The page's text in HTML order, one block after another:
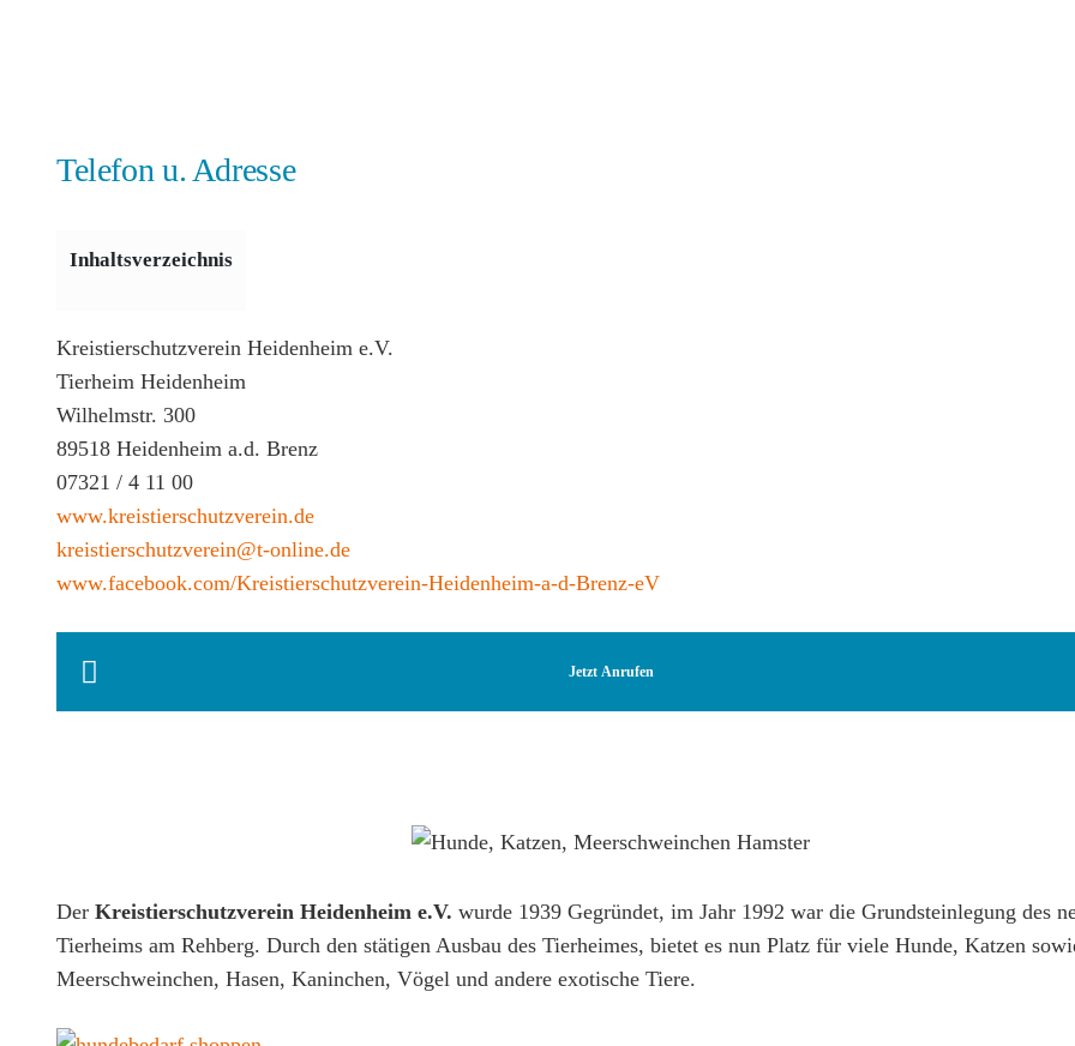
Telefon u. Adresse
Inhaltsverzeichnis
Kreistierschutzverein Heidenheim e.V.
Tierheim Heidenheim
Wilhelmstr. 300
89518 Heidenheim a.d. Brenz
07321 / 4 11 00
www.kreistierschutzverein.de
kreistierschutzverein@t-online.de
www.facebook.com/Kreistierschutzverein-Heidenheim-a-d-Brenz-eV
Jetzt Anrufen
Der Kreistierschutzverein Heidenheim e.V. wurde 1939 Gegründet, im Jahr 1992 war die Grundsteinlegung des
Tierheims am Rehberg. Durch den stätigen Ausbau des Tierheimes, bietet es nun Platz für viele Hunde, Katzen
Meerschweinchen, Hasen, Kaninchen, Vögel und andere exotische Tiere.